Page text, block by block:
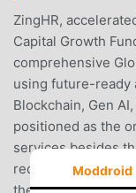
ZingHR,
Capital Growth
comprehensive
using future-ready
Blockchain, Gen
positioned as the
services besides
recognized byModdroid